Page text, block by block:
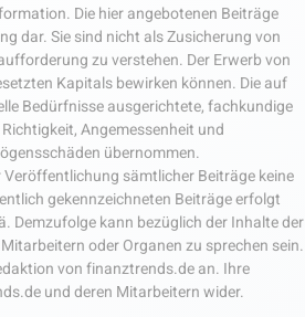
Die hier angebotenen Beiträge
dar. Sie sind nicht als Zusicherung von
zu verstehen. Der Erwerb von
Kapitals bewirken können. Die auf
Bedürfnisse ausgerichtete, fachkundige
Angemessenheit und
übernommen.
sämtlicher Beiträge keine
gekennzeichneten Beiträge erfolgt
kann bezüglich der Inhalte der
oder Organen zu sprechen sein.
von finanztrends.de an. Ihre
und deren Mitarbeitern wider.